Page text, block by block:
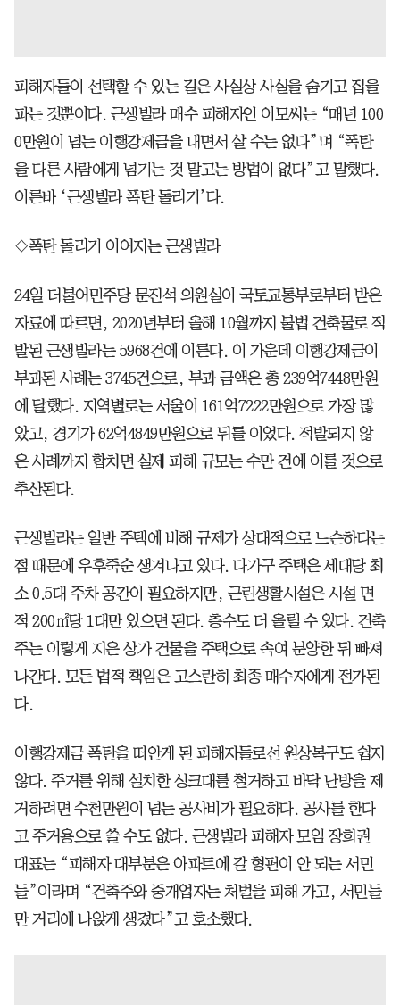
피해자들이 선택할 수 있는 길은 사실상 사실을 숨기고 집을
파는 것뿐이다. 근생빌라 매수 피해자인 이모씨는 “매년 100
0만원이 넘는 이행강제금을 내면서 살 수는 없다”며 “폭탄
을 다른 사람에게 넘기는 것 말고는 방법이 없다”고 말했다.
이른바 ‘근생빌라 폭탄 돌리기’다.
◇폭탄 돌리기 이어지는 근생빌라
24일 더불어민주당 문진석 의원실이 국토교통부로부터 받은
자료에 따르면, 2020년부터 올해 10월까지 불법 건축물로 적
발된 근생빌라는 5968건에 이른다. 이 가운데 이행강제금이
부과된 사례는 3745건으로, 부과 금액은 총 239억7448만원
에 달했다. 지역별로는 서울이 161억7222만원으로 가장 많
았고, 경기가 62억4849만원으로 뒤를 이었다. 적발되지 않
은 사례까지 합치면 실제 피해 규모는 수만 건에 이를 것으로
추산된다.
근생빌라는 일반 주택에 비해 규제가 상대적으로 느슨하다는
점 때문에 우후죽순 생겨나고 있다. 다가구 주택은 세대당 최
소 0.5대 주차 공간이 필요하지만, 근린생활시설은 시설 면
적 200㎡당 1대만 있으면 된다. 층수도 더 올릴 수 있다. 건축
주는 이렇게 지은 상가 건물을 주택으로 속여 분양한 뒤 빠져
나간다. 모든 법적 책임은 고스란히 최종 매수자에게 전가된
다.
이행강제금 폭탄을 떠안게 된 피해자들로선 원상복구도 쉽지
않다. 주거를 위해 설치한 싱크대를 철거하고 바닥 난방을 제
거하려면 수천만원이 넘는 공사비가 필요하다. 공사를 한다
고 주거용으로 쓸 수도 없다. 근생빌라 피해자 모임 장희권
대표는 “피해자 대부분은 아파트에 갈 형편이 안 되는 서민
들”이라며 “건축주와 중개업자는 처벌을 피해 가고, 서민들
만 거리에 나앉게 생겼다”고 호소했다.